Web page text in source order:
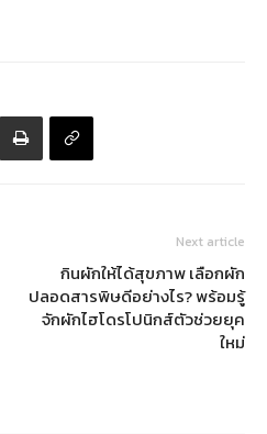
Next article
กินผักให้ได้สุขภาพ เลือกผัก
ปลอดสารพิษดีอย่างไร? พร้อมรู้
จักผักไฮโดรโปนิกส์ตัวช่วยยุค
ใหม่